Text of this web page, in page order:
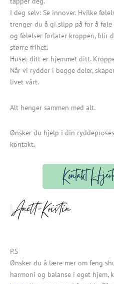
I deg selv: Se innover. Hvilke
trenger du å gi slipp på for å føle
og følelser forlater kroppen, blir
større frihet.
Huset ditt er hjemmet ditt.
Når vi rydder i begge deler,
livet vårt.
Alt henger sammen med alt.
Ønsker du hjelp i din
kontakt.
Kontakt
Anett-Kristin
P.S
Ønsker du å lære mer om feng
harmoni og balanse i eget hjem,